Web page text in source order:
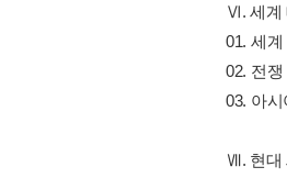
Ⅵ. 세계
01. 세
02. 전
03. 아
Ⅶ. 현대